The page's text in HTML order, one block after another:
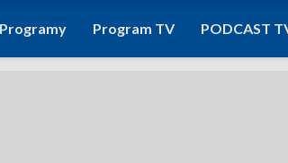
Programy Program TV PODCAST